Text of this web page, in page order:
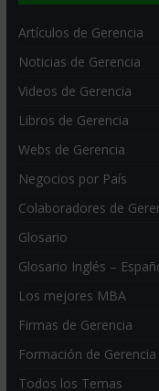
Artículos de Gerencia
Noticias de Gerencia
Videos de Gerencia
Libros de Gerencia
Webs de Gerencia
Negocios por País
Colaboradores de
Glosario
Glosario Inglés –
Los mejores MBA
Firmas de Gerencia
Formación de Gerencia
Todos los Temas